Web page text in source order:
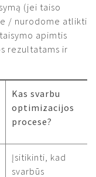
(jei taiso
/ nurodome atlikti
apimtis
rezultatams ir
Kas svarbu
optimizacijos
procese?
Įsitikinti, kad
svarbūs